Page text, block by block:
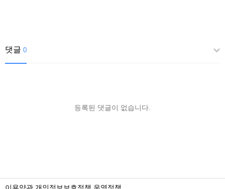
댓글 0
등록된 댓글이 없습니다.